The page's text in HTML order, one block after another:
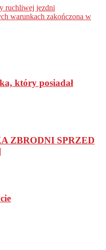
ruchliwej jezdni
warunkach zakończona w
który posiadał
ZBRODNI SPRZED